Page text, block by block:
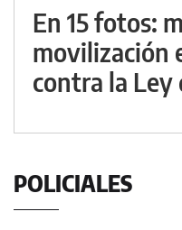
En 15 fotos:
movilización
contra la Ley
POLICIALES